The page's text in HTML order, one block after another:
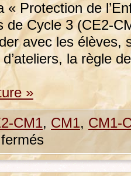
« Protection de
de Cycle 3 (CE2-
avec les élèves,
la règle
»
CM1, CM1, CM1-